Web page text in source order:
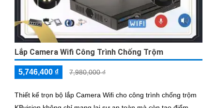
Lắp Camera Wifi Công Trình Chống Trộm
5,746,400 ₫ 7,980,000 ₫
Thiết kế trọn bộ lắp Camera Wifi cho công trình chống trộm